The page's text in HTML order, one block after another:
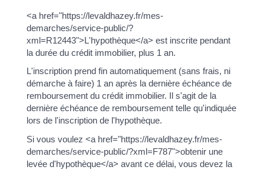
<a href="https://levaldhazey.fr/mes-
demarches/service-public/?
xml=R12443">L'hypothèque</a> est inscrite pendant
la durée du crédit immobilier, plus 1 an.
L'inscription prend fin automatiquement (sans frais, ni
démarche à faire) 1 an après la dernière échéance de
remboursement du crédit immobilier. Il s'agit de la
dernière échéance de remboursement telle qu'indiquée
lors de l'inscription de l'hypothèque.
Si vous voulez <a href="https://levaldhazey.fr/mes-
demarches/service-public/?xml=F787">obtenir une
levée d'hypothèque</a> avant ce délai, vous devez la